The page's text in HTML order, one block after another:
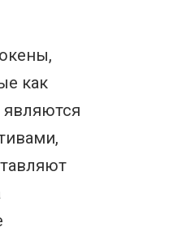
как
являются